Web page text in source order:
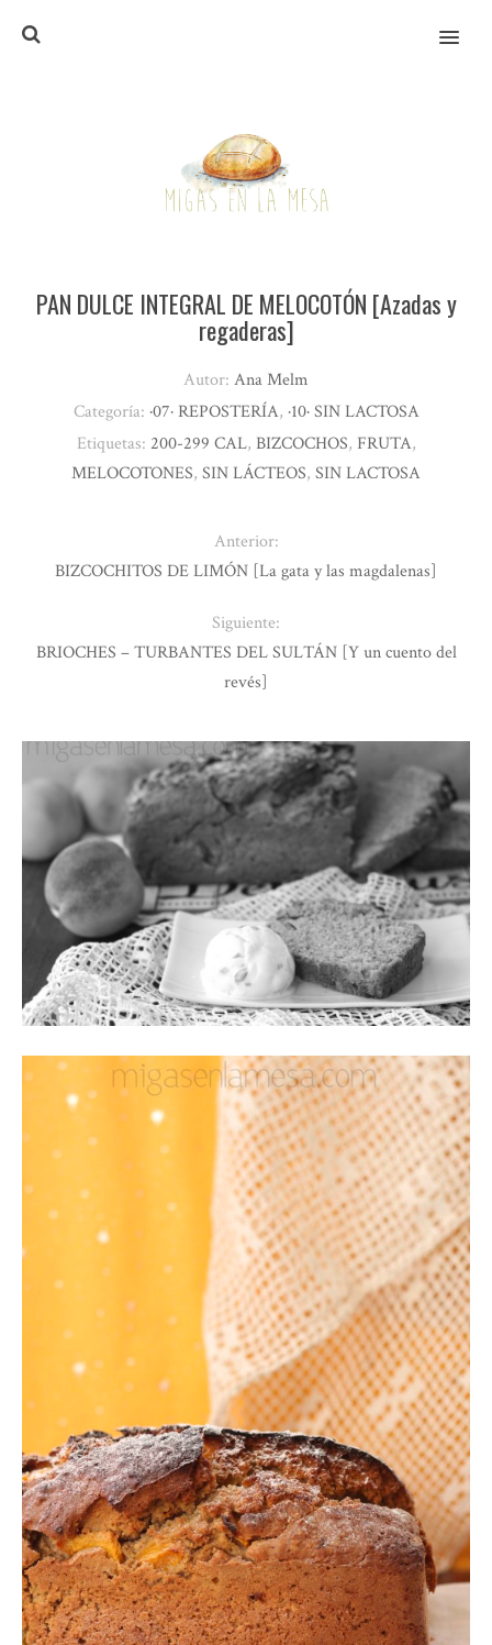
MENU
PAN DULCE INTEGRAL DE MELOCOTÓN [Azadas y
regaderas]
Autor: Ana Melm
Categoría: ·07· REPOSTERÍA, ·10· SIN LACTOSA
Etiquetas: 200-299 CAL, BIZCOCHOS, FRUTA,
MELOCOTONES, SIN LÁCTEOS, SIN LACTOSA
Anterior:
BIZCOCHITOS DE LIMÓN [La gata y las magdalenas]
Siguiente:
BRIOCHES – TURBANTES DEL SULTÁN [Y un cuento del
revés]